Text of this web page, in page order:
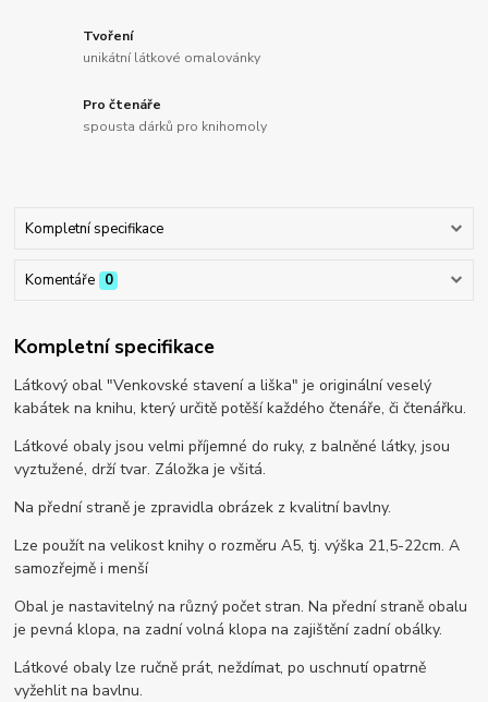
Tvoření
unikátní látkové omalovánky
Pro čtenáře
spousta dárků pro knihomoly
Kompletní specifikace
Komentáře 0
Kompletní specifikace
Látkový obal "Venkovské stavení a liška" je originální veselý
kabátek na knihu, který určitě potěší každého čtenáře, či čtenářku.
Látkové obaly jsou velmi příjemné do ruky, z balněné látky, jsou
vyztužené, drží tvar. Záložka je všitá.
Na přední straně je zpravidla obrázek z kvalitní bavlny.
Lze použít na velikost knihy o rozměru A5, tj. výška 21,5-22cm. A
samozřejmě i menší
Obal je nastavitelný na různý počet stran. Na přední straně obalu
je pevná klopa, na zadní volná klopa na zajištění zadní obálky.
Látkové obaly lze ručně prát, neždímat, po uschnutí opatrně
vyžehlit na bavlnu.